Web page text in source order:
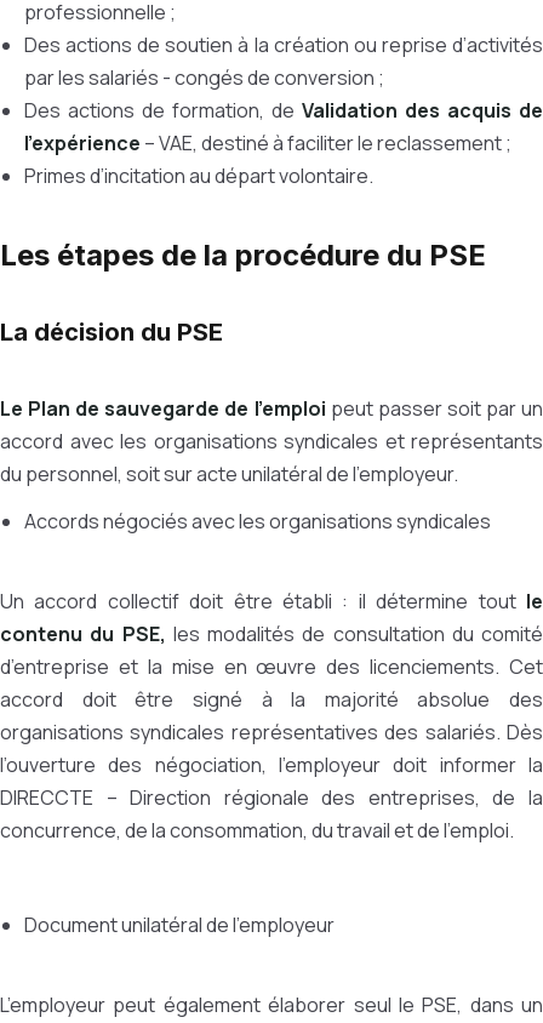
professionnelle ;
Des actions de soutien à la création ou reprise d’activités
par les salariés - congés de conversion ;
Des actions de formation, de Validation des acquis de
l’expérience – VAE, destiné à faciliter le reclassement ;
Primes d’incitation au départ volontaire.
Les étapes de la procédure du PSE
La décision du PSE
Le Plan de sauvegarde de l’emploi peut passer soit par un
accord avec les organisations syndicales et représentants
du personnel, soit sur acte unilatéral de l’employeur.
Accords négociés avec les organisations syndicales
Un accord collectif doit être établi : il détermine tout le
contenu du PSE, les modalités de consultation du comité
d’entreprise et la mise en œuvre des licenciements. Cet
accord doit être signé à la majorité absolue des
organisations syndicales représentatives des salariés. Dès
l’ouverture des négociation, l’employeur doit informer la
DIRECCTE – Direction régionale des entreprises, de la
concurrence, de la consommation, du travail et de l’emploi.
Document unilatéral de l’employeur
L’employeur peut également élaborer seul le PSE, dans un